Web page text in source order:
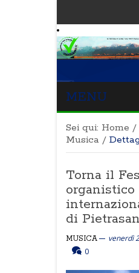
MENU
Sei qui: Home /
Musica /
Torna il
organistico
di
MUSICA
venerdì
0